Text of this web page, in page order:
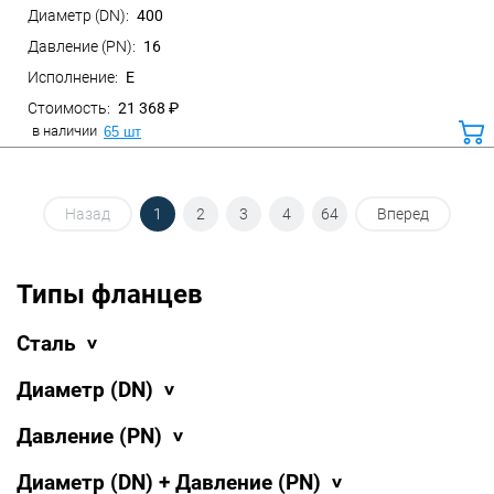
400
16
E
21 368 ₽
в наличии 65 шт
Назад 1 2 3 4 64 Вперед
Типы фланцев
Сталь
Диаметр (DN)
Давление (PN)
Диаметр (DN) + Давление (PN)